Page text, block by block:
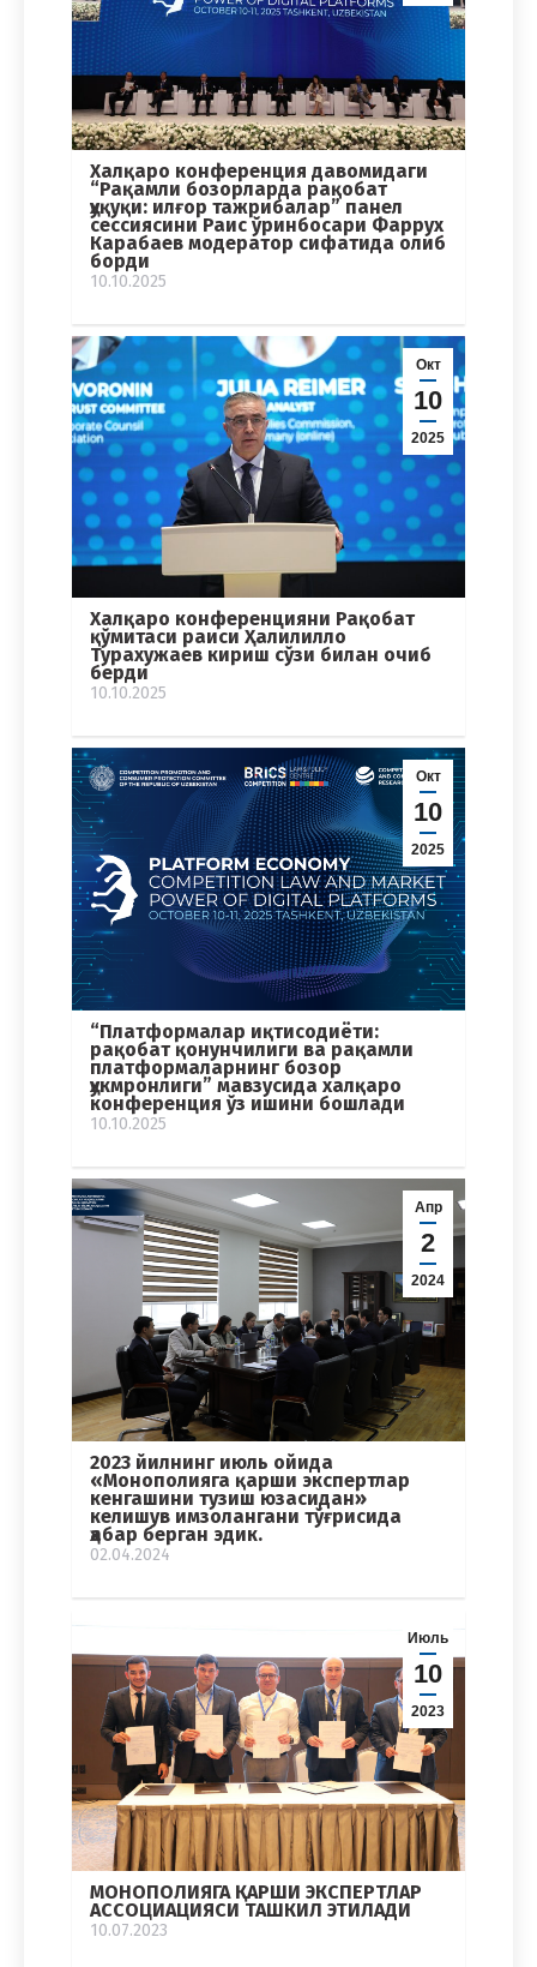
Халқаро конференция давомидаги
“Рақамли бозорларда рақобат
ҳуқуқи: илғор тажрибалар” панел
сессиясини Раис ўринбосари Фаррух
Карабаев модератор сифатида олиб
борди
10.10.2025
Окт
10
2025
Халқаро конференцияни Рақобат
қўмитаси раиси Ҳалилилло
Турахужаев кириш сўзи билан очиб
берди
10.10.2025
Окт
10
2025
“Платформалар иқтисодиёти:
рақобат қонунчилиги ва рақамли
платформаларнинг бозор
ҳукмронлиги” мавзусида халқаро
конференция ўз ишини бошлади
10.10.2025
Апр
2
2024
2023 йилнинг июль ойида
«Монополияга қарши экспертлар
кенгашини тузиш юзасидан»
келишув имзолангани тўғрисида
ҳабар берган эдик.
02.04.2024
Июль
10
2023
МОНОПОЛИЯГА ҚАРШИ ЭКСПЕРТЛАР
АССОЦИАЦИЯСИ ТАШКИЛ ЭТИЛАДИ
10.07.2023